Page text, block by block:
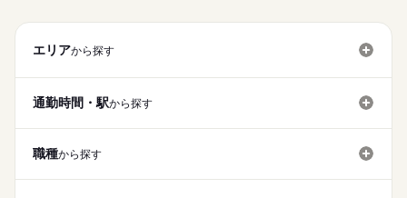
エリアから探す
通勤時間・駅から探す
職種から探す